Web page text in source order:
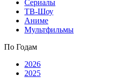
Сериалы
ТВ-Шоу
Аниме
Мультфильмы
По Годам
2026
2025